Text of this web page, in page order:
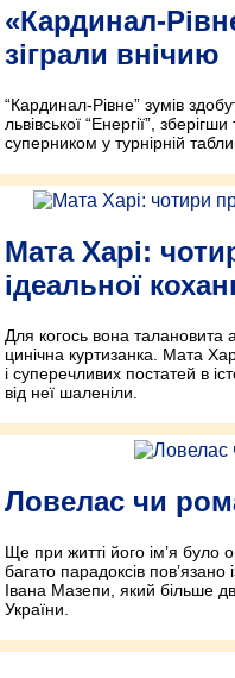
«Кардинал-
зіграли внічию
“Кардинал-Рівне” зумів
львівської “Енергії”,
суперником у турнірній
Мата Харі:
ідеальної
Для когось вона талановита
цинічна куртизанка. Мата
і суперечливих постатей в
від неї шаленіли.
Ловелас чи
Ще при житті його ім’я
багато парадоксів пов’язано
Івана Мазепи, який більше
України.